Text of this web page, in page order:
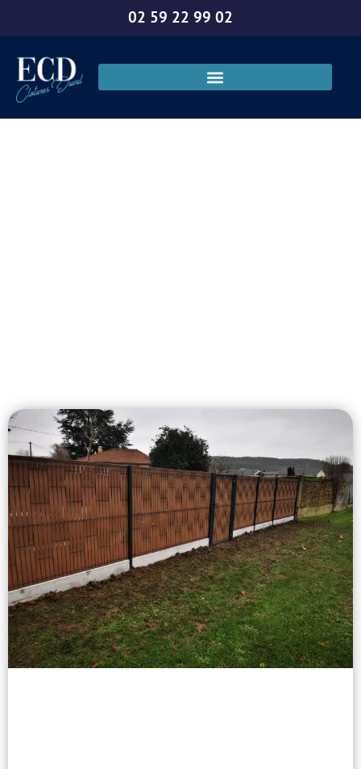
02 59 22 99 02